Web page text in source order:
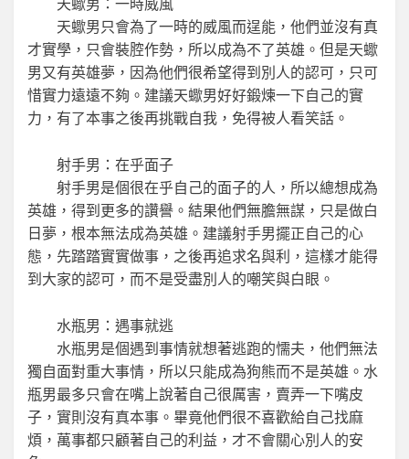
天蠍男：一時威風
天蠍男只會為了一時的威風而逞能，他們並沒有真
才實學，只會裝腔作勢，所以成為不了英雄。但是天蠍
男又有英雄夢，因為他們很希望得到別人的認可，只可
惜實力遠遠不夠。建議天蠍男好好鍛煉一下自己的實
力，有了本事之後再挑戰自我，免得被人看笑話。
射手男：在乎面子
射手男是個很在乎自己的面子的人，所以總想成為
英雄，得到更多的讚譽。結果他們無膽無謀，只是做白
日夢，根本無法成為英雄。建議射手男擺正自己的心
態，先踏踏實實做事，之後再追求名與利，這樣才能得
到大家的認可，而不是受盡別人的嘲笑與白眼。
水瓶男：遇事就逃
水瓶男是個遇到事情就想著逃跑的懦夫，他們無法
獨自面對重大事情，所以只能成為狗熊而不是英雄。水
瓶男最多只會在嘴上說著自己很厲害，賣弄一下嘴皮
子，實則沒有真本事。畢竟他們很不喜歡給自己找麻
煩，萬事都只顧著自己的利益，才不會關心別人的安